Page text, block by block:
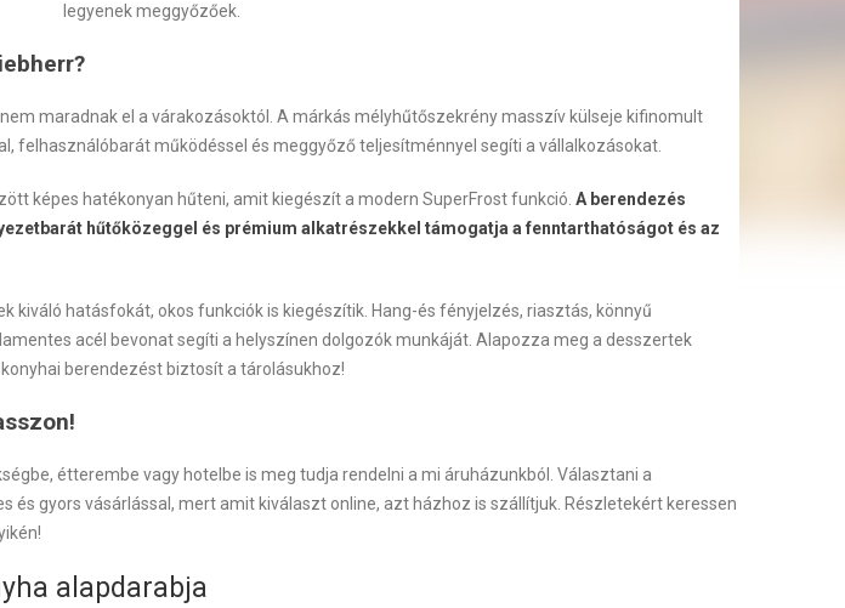
legyenek meggyőzőek.
maradnak el a várakozásoktól. A márkás mélyhűtőszekrény masszív külseje kifinomult
felhasználóbarát működéssel és meggyőző teljesítménnyel segíti a vállalkozásokat.
képes hatékonyan hűteni, amit kiegészít a modern SuperFrost funkció. A berendezés
hűtőközeggel és prémium alkatrészekkel támogatja a fenntarthatóságot és az
kiváló hatásfokát, okos funkciók is kiegészítik. Hang-és fényjelzés, riasztás, könnyű
acél bevonat segíti a helyszínen dolgozók munkáját. Alapozza meg a desszertek
berendezést biztosít a tárolásukhoz!
étterembe vagy hotelbe is meg tudja rendelni a mi áruházunkból. Választani a
és gyors vásárlással, mert amit kiválaszt online, azt házhoz is szállítjuk. Részletekért keressen
alapdarabja